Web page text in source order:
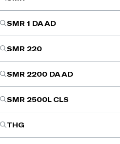
SMR 1 DA AD
SMR 220
SMR 2200 DA AD
SMR 2500L CLS
THG